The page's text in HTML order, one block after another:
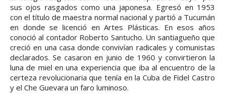
sus ojos rasgados como una japonesa. Egresó en 1953
con el título de maestra normal nacional y partió a Tucumán
en donde se licenció en Artes Plásticas. En esos años
conoció al contador Roberto Santucho. Un santiagueño que
creció en una casa donde convivían radicales y comunistas
declarados. Se casaron en junio de 1960 y convirtieron la
luna de miel en una experiencia que iba al encuentro de la
certeza revolucionaria que tenía en la Cuba de Fidel Castro
y el Che Guevara un faro luminoso.